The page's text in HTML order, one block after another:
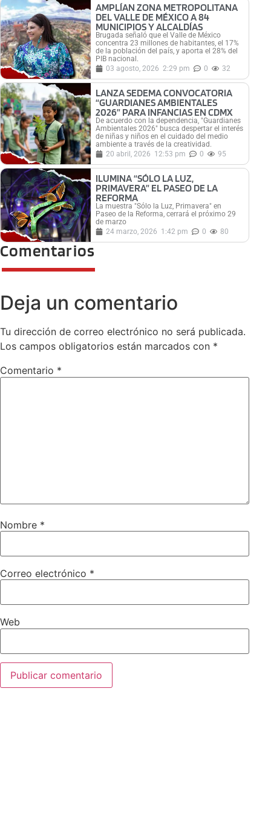
AMPLÍAN ZONA METROPOLITANA
DEL VALLE DE MÉXICO A 84
MUNICIPIOS Y ALCALDÍAS
Brugada señaló que el Valle de México
concentra 23 millones de habitantes, el 17%
de la población del país, y aporta el 28% del
PIB nacional.
03 agosto, 2026 2:29 pm 0 32
LANZA SEDEMA CONVOCATORIA
“GUARDIANES AMBIENTALES
2026” PARA INFANCIAS EN CDMX
De acuerdo con la dependencia, "Guardianes
Ambientales 2026" busca despertar el interés
de niñas y niños en el cuidado del medio
ambiente a través de la creatividad.
20 abril, 2026 12:53 pm 0 95
ILUMINA “SÓLO LA LUZ,
PRIMAVERA” EL PASEO DE LA
REFORMA
La muestra "Sólo la Luz, Primavera" en
Paseo de la Reforma, cerrará el próximo 29
de marzo
24 marzo, 2026 1:42 pm 0 80
Comentarios
Deja un comentario
Tu dirección de correo electrónico no será publicada.
Los campos obligatorios están marcados con *
Comentario *
Nombre *
Correo electrónico *
Web